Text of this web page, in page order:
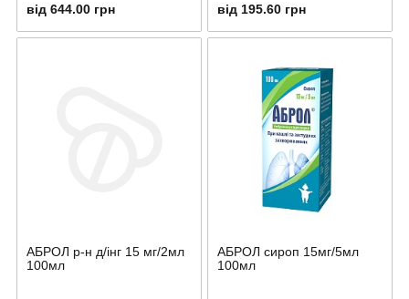
від 644.00 грн від 195.60 грн
АБРОЛ р-н д/інг 15 мг/2мл
100мл
АБРОЛ сироп 15мг/5мл
100мл